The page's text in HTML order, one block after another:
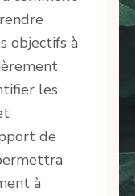
objectifs à
les
de
à